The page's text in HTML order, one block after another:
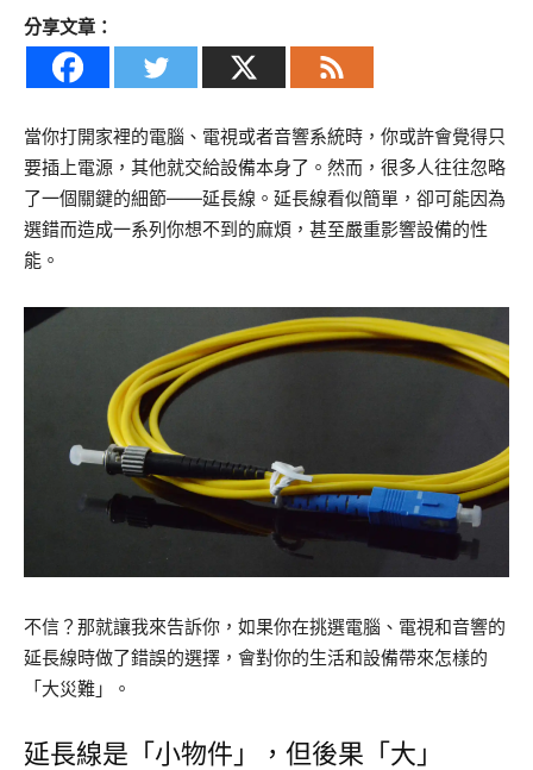
分享文章：
當你打開家裡的電腦、電視或者音響系統時，你或許會覺得只
要插上電源，其他就交給設備本身了。然而，很多人往往忽略
了一個關鍵的細節——延長線。延長線看似簡單，卻可能因為
選錯而造成一系列你想不到的麻煩，甚至嚴重影響設備的性
能。
不信？那就讓我來告訴你，如果你在挑選電腦、電視和音響的
延長線時做了錯誤的選擇，會對你的生活和設備帶來怎樣的
「大災難」。
延長線是「小物件」，但後果「大」